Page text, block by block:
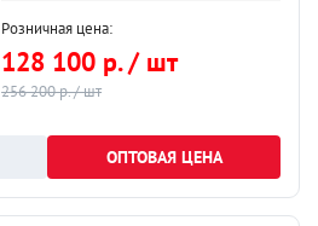
Розничная цена:
128 100 р. / шт
256 200 р. / шт
ОПТОВАЯ ЦЕНА